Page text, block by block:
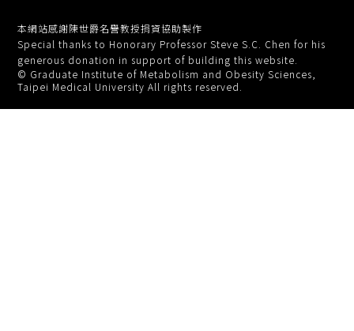
本網站感謝陳世爵名譽教授捐資協助製作
Special thanks to Honorary Professor Steve S.C. Chen for his
generous donation in support of building this website.
© Graduate Institute of Metabolism and Obesity Sciences,
Taipei Medical University All rights reserved.